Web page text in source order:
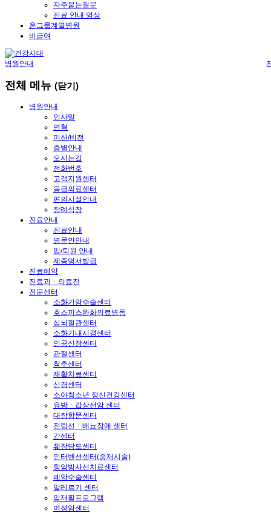
자주묻는질문
진료 안내 영상
온그룹계열병원
비급여
병원안내
전체 메뉴 (닫기)
병원안내
인사말
연혁
미션/비전
층별안내
오시는길
전화번호
고객지원센터
응급의료센터
편의시설안내
장례식장
진료안내
진료안내
병문안안내
입/퇴원 안내
제증명서발급
진료예약
진료과ㆍ의료진
전문센터
소화기암수술센터
호스피스완화의료병동
심뇌혈관센터
소화기내시경센터
인공신장센터
관절센터
척추센터
재활치료센터
신경센터
소아청소년 정신건강센터
유방ㆍ갑상선암 센터
대장항문센터
전립선ㆍ배뇨장애 센터
간센터
췌장담도센터
인터벤션센터(중재시술)
항암방사선치료센터
폐암수술센터
알레르기 센터
암재활프로그램
여성암센터